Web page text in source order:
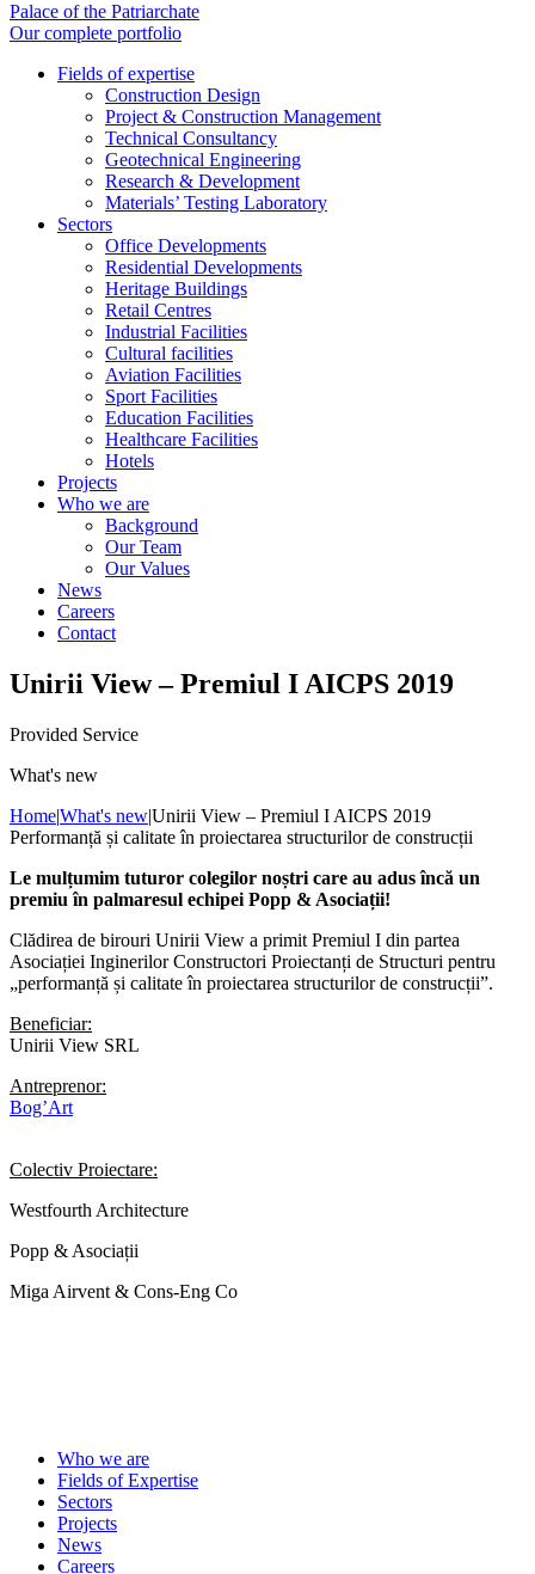
Palace of the Patriarchate
Our complete portfolio
Fields of expertise
Construction Design
Project & Construction Management
Technical Consultancy
Geotechnical Engineering
Research & Development
Materials’ Testing Laboratory
Sectors
Office Developments
Residential Developments
Heritage Buildings
Retail Centres
Industrial Facilities
Cultural facilities
Aviation Facilities
Sport Facilities
Education Facilities
Healthcare Facilities
Hotels
Projects
Who we are
Background
Our Team
Our Values
News
Careers
Contact
Unirii View – Premiul I AICPS 2019
Provided Service
What's new
Home|What's new|Unirii View – Premiul I AICPS 2019
Performanță și calitate în proiectarea structurilor de construcții
Le mulțumim tuturor colegilor noștri care au adus încă un
premiu în palmaresul echipei Popp & Asociații!
Clădirea de birouri Unirii View a primit Premiul I din partea
Asociației Inginerilor Constructori Proiectanți de Structuri pentru
„performanță și calitate în proiectarea structurilor de construcții”.
Beneficiar:
Unirii View SRL
Antreprenor:
Bog’Art
Colectiv Proiectare:
Westfourth Architecture
Popp & Asociații
Miga Airvent & Cons-Eng Co
Who we are
Fields of Expertise
Sectors
Projects
News
Careers